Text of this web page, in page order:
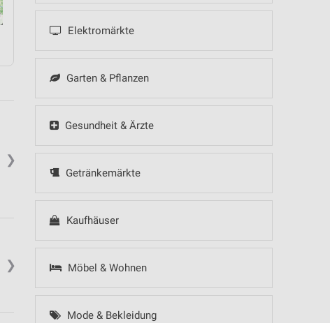
Elektromärkte
Garten & Pflanzen
Gesundheit & Ärzte
Getränkemärkte
Kaufhäuser
Möbel & Wohnen
Mode & Bekleidung
❯
❯